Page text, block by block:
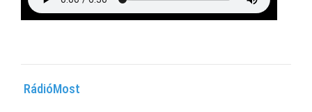
RádióMost